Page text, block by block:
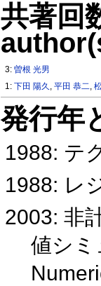
共著回
3:曽根 光男
1:下田 陽久 ,平田 恭二,
発行年
1988: テ
1988: レ
2003: 非
値シミ